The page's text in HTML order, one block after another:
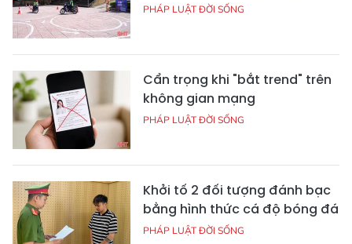
PHÁP LUẬT ĐỜI SỐNG
Cẩn trọng khi "bắt trend" trên
không gian mạng
PHÁP LUẬT ĐỜI SỐNG
Khởi tố 2 đối tượng đánh bạc
bằng hình thức cá độ bóng đá
PHÁP LUẬT ĐỜI SỐNG